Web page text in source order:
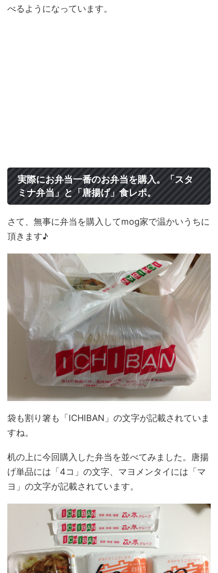
べるようになっています。
実際にお弁当一番のお弁当を購入。「スタ
ミナ弁当」と「唐揚げ」食レポ。
さて、無事に弁当を購入してmog家で温かいうちに
頂きます♪
袋も割り箸も「ICHIBAN」の文字が記載されていま
すね。
机の上に今回購入した弁当を並べてみました。唐揚
げ単品には「4コ」の文字、マヨメンタイには「マ
ヨ」の文字が記載されています。